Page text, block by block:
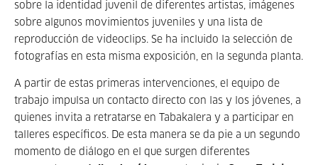
sobre la identidad juvenil de diferentes artistas, imágenes
sobre algunos movimientos juveniles y una lista de
reproducción de videoclips. Se ha incluido la selección de
fotografías en esta misma exposición, en la segunda planta.
A partir de estas primeras intervenciones, el equipo de
trabajo impulsa un contacto directo con las y los jóvenes, a
quienes invita a retratarse en Tabakalera y a participar en
talleres específicos. De esta manera se da pie a un segundo
momento de diálogo en el que surgen diferentes